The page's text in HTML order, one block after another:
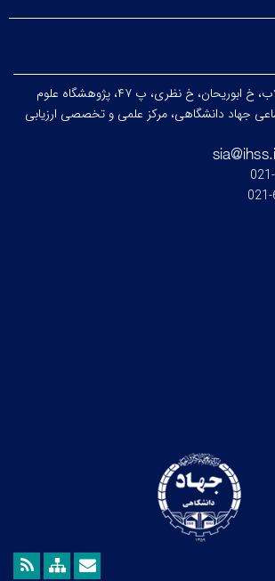
تهران، خ انقلاب، خ ابوریحان، خ نظری، پ ۴۷، پژوهشگاه علوم
جهاد دانشگاهی، مرکز علمی و تخصصی ارزیابی